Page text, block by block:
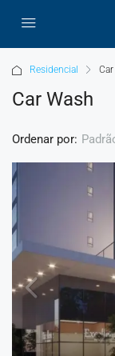
Residencial
Car Wash
Ordenar por: